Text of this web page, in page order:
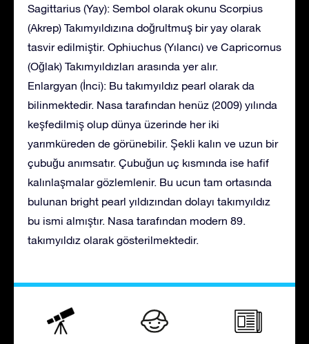
Sagittarius (Yay): Sembol olarak okunu Scorpius
(Akrep) Takımyıldızına doğrultmuş bir yay olarak
tasvir edilmiştir. Ophiuchus (Yılancı) ve Capricornus
(Oğlak) Takımyıldızları arasında yer alır.
Enlargyan (İnci): Bu takımyıldız pearl olarak da
bilinmektedir. Nasa tarafından henüz (2009) yılında
keşfedilmiş olup dünya üzerinde her iki
yarımküreden de görünebilir. Şekli kalın ve uzun bir
çubuğu anımsatır. Çubuğun uç kısmında ise hafif
kalınlaşmalar gözlemlenir. Bu ucun tam ortasında
bulunan bright pearl yıldızından dolayı takımyıldız
bu ismi almıştır. Nasa tarafından modern 89.
takımyıldız olarak gösterilmektedir.